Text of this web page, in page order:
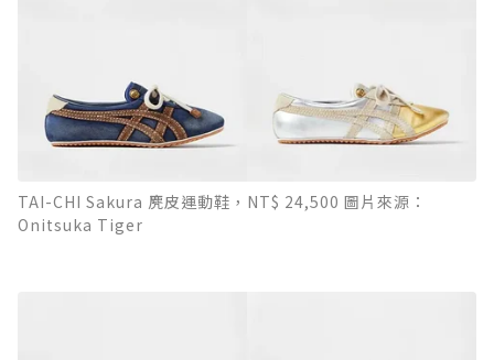
TAI-CHI Sakura 麂皮運動鞋，NT$ 24,500 圖片來源：
Onitsuka Tiger